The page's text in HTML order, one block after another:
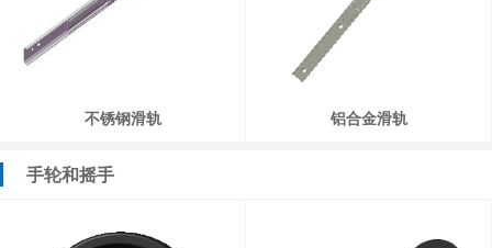
不锈钢滑轨 铝合金滑轨
手轮和摇手